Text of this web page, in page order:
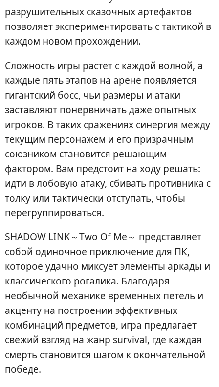
разрушительных сказочных артефактов
позволяет экспериментировать с тактикой в
каждом новом прохождении.
Сложность игры растет с каждой волной, а
каждые пять этапов на арене появляется
гигантский босс, чьи размеры и атаки
заставляют понервничать даже опытных
игроков. В таких сражениях синергия между
текущим персонажем и его призрачным
союзником становится решающим
фактором. Вам предстоит на ходу решать:
идти в лобовую атаку, сбивать противника с
толку или тактически отступать, чтобы
перегруппироваться.
SHADOW LINK～Two Of Me～ представляет
собой одиночное приключение для ПК,
которое удачно миксует элементы аркады и
классического рогалика. Благодаря
необычной механике временных петель и
акценту на построении эффективных
комбинаций предметов, игра предлагает
свежий взгляд на жанр survival, где каждая
смерть становится шагом к окончательной
победе.